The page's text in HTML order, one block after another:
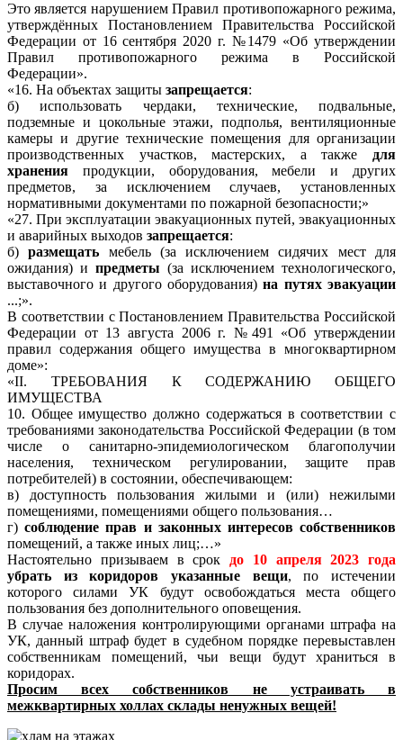
Это является нарушением Правил противопожарного режима,
утверждённых Постановлением Правительства Российской
Федерации от 16 сентября 2020 г. №1479 «Об утверждении
Правил противопожарного режима в Российской
Федерации».
«16. На объектах защиты запрещается:
б) использовать чердаки, технические, подвальные,
подземные и цокольные этажи, подполья, вентиляционные
камеры и другие технические помещения для организации
производственных участков, мастерских, а также для
хранения продукции, оборудования, мебели и других
предметов, за исключением случаев, установленных
нормативными документами по пожарной безопасности;»
«27. При эксплуатации эвакуационных путей, эвакуационных
и аварийных выходов запрещается:
б)размещать мебель (за исключением сидячих мест для
ожидания) и предметы (за исключением технологического,
выставочного и другого оборудования)на путях эвакуации
...;».
В соответствии с Постановлением Правительства Российской
Федерации от 13 августа 2006 г. №491 «Об утверждении
правил содержания общего имущества в многоквартирном
доме»:
«II. ТРЕБОВАНИЯ К СОДЕРЖАНИЮ ОБЩЕГО
ИМУЩЕСТВА
10. Общее имущество должно содержаться в соответствии с
требованиями законодательства Российской Федерации (в том
числе о санитарно-эпидемиологическом благополучии
населения, техническом регулировании, защите прав
потребителей) в состоянии, обеспечивающем:
в) доступность пользования жилыми и (или) нежилыми
помещениями, помещениями общего пользования…
г)соблюдение прав и законных интересов собственников
помещений, а также иных лиц;…»
Настоятельно призываем в срок до 10 апреля 2023 года
убрать из коридоров указанные вещи, по истечении
которого силами УК будут освобождаться места общего
пользования без дополнительного оповещения.
В случае наложения контролирующими органами штрафа на
УК, данный штраф будет в судебном порядке перевыставлен
собственникам помещений, чьи вещи будут храниться в
коридорах.
Просим всех собственников не устраивать в
межквартирных холлах склады ненужных вещей!